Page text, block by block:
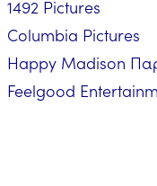
1492 Pictures
Columbia Pictures
Happy Madison
Feelgood